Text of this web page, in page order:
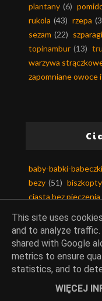
plantany (6)
rukola (43) rzepa
sezam (22) szparagi
topinambur (13)
warzywa
zapomniane owoce
baby-babki-babeczki
bezy (51) biszkopty
ciasta bez pieczenia
ciasta piaskowe
ciasta z kremem
(62)
ciasta z warzywami
ciasto filo (13)
ciasto maślane (6)
This site uses
and to analyze traffic.
shared with Google
metrics to ensure
statistics, and to
WIĘCEJ